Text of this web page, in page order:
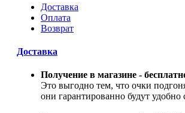
Доставка
Оплата
Возврат
Доставка
Получение в магазине -
Это выгодно тем, что очки
они гарантированно будут удобно